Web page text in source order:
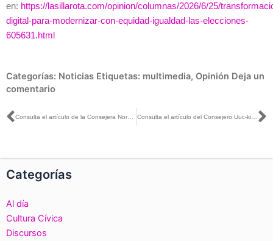
en: https://lasillarota.com/opinion/columnas/2026/6/25/
digital-para-modernizar-con-equidad-igualdad-las-elecciones-
605631.html
Categorías: Noticias Etiquetas: multimedia, Opinión Deja un
comentario
Ant Consulta el artículo de la Consejera Norma Irene de la Cruz publicado en La Silla Rota Consulta el artículo del Consejero Uuc-kib Espadas publicado en El Financiero
Categorías
Al día
Cultura Cívica
Discursos